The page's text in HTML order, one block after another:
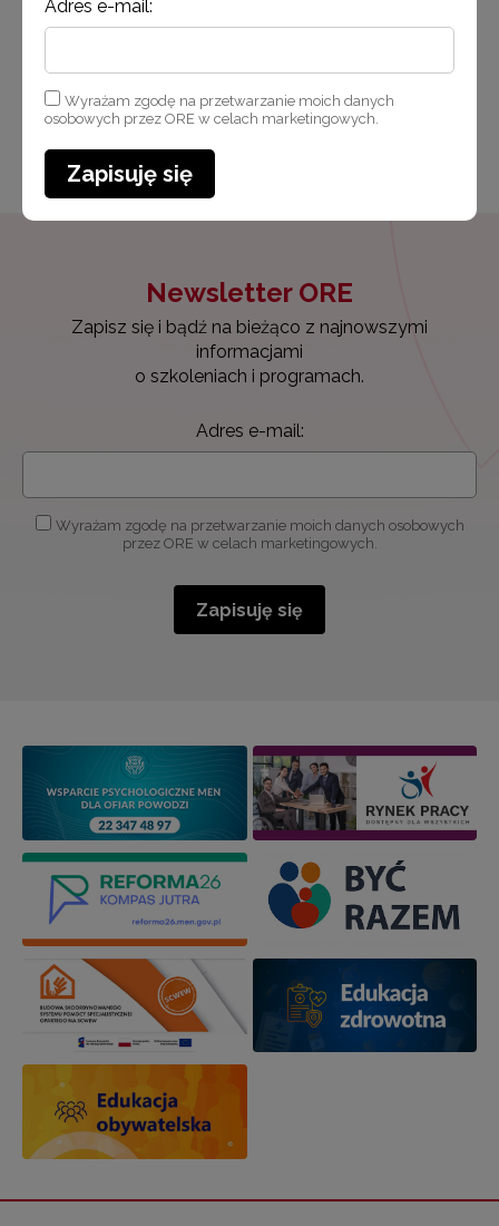
z internetu. Szkoleni…
Czytaj więcej
Newsletter ORE
Zapisz się i bądź na bieżąco z najnowszymi
informacjami
o szkoleniach i programach.
Adres e-mail:
Wyrażam zgodę na przetwarzanie moich danych osobowych
przez ORE w celach marketingowych.
Zapisuję się
Adres e-mail:
Wyrażam zgodę na przetwarzanie moich danych
osobowych przez ORE w celach marketingowych.
Zapisuję się